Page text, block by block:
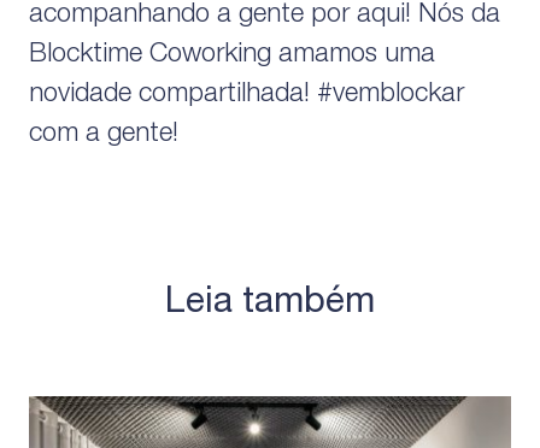
acompanhando a gente por aqui! Nós da
Blocktime Coworking amamos uma
novidade compartilhada! #vemblockar
com a gente!
Leia também